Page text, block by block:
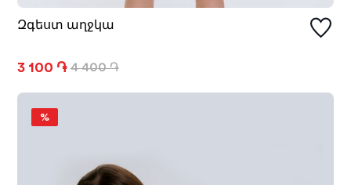
Զգեստ աղջկա
3 100 ֏ 4 400 ֏
%